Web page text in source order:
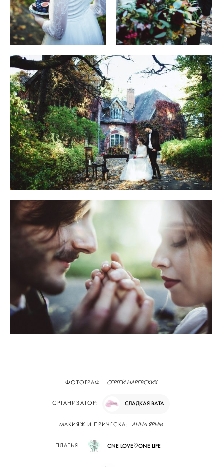
ФОТОГРАФ: СЕРГЕЙ НАРЕВСКИХ
ОРГАНИЗАТОР: СЛАДКАЯ ВАТА
МАКИЯЖ И ПРИЧЕСКА: АННА ЯРЫМ
ПЛАТЬЯ: ONE LOVE♡ONE LIFE